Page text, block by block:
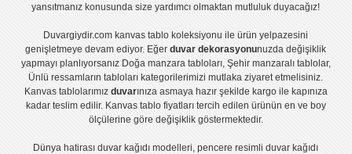
yansıtmanız konusunda size yardımcı olmaktan mutluluk duyacağız!
Duvargiydir.comkanvas tablo koleksiyonu ile ürün yelpazesini
genişletmeye devam ediyor. Eğerduvar dekorasyonunuzda değişiklik
yapmayı planlıyorsanız Doğa manzara tabloları, Şehir manzaralı tablolar,
Ünlü ressamların tabloları kategorilerimizi mutlaka ziyaret etmelisiniz.
Kanvas tablolarımız duvarınıza asmaya hazır şekilde kargo ile kapınıza
kadar teslim edilir. Kanvas tablo fiyatlarıtercih edilen ürünün en ve boy
ölçülerine göre değişiklik göstermektedir.
Dünya hatirası duvar kağıdı modelleri,pencere resimli duvar kağıdı